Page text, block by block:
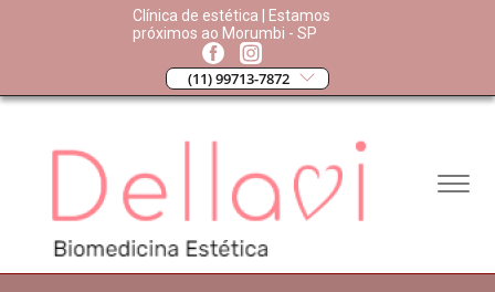
Clínica de estética | Estamos
próximos ao Morumbi - SP
(11) 99713-7872